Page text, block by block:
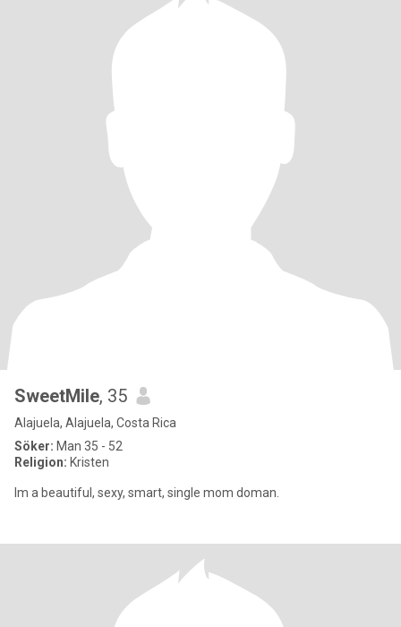
SweetMile, 35
Alajuela, Alajuela, Costa Rica
Söker: Man 35 - 52
Religion: Kristen
Im a beautiful, sexy, smart, single mom doman.